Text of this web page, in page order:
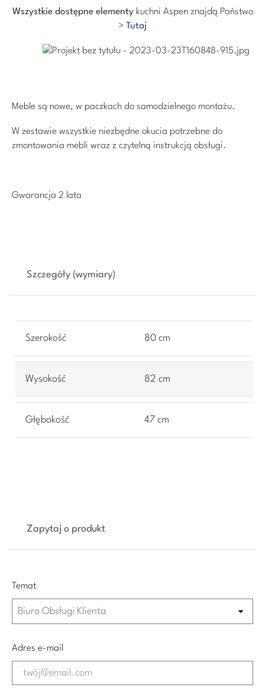
Wszystkie dostępne elementykuchni Aspen znajdą Państwo
> Tutaj
Meble są nowe, w paczkach do samodzielnego montażu.
W zestawie wszystkie niezbędne okucia potrzebne do
zmontowania mebli wraz z czytelną instrukcją obsługi.
Gwarancja 2 lata
Szczegóły (wymiary)
Szerokość 80 cm
Wysokość 82 cm
Głębokość 47 cm
Zapytaj o produkt
Temat
Adres e-mail